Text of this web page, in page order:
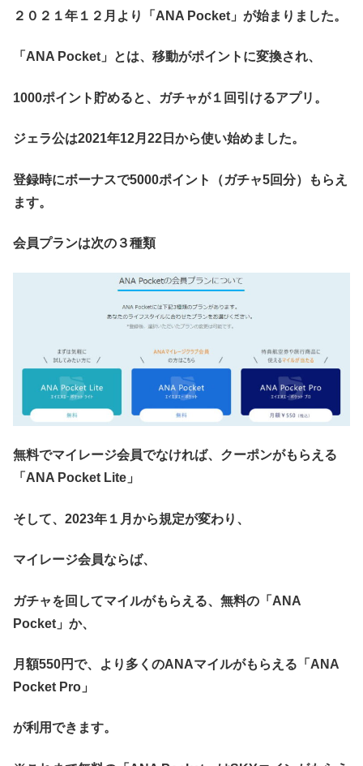
２０２１年１２月より「ANA Pocket」が始まりました。
「ANA Pocket」とは、移動がポイントに変換され、
1000ポイント貯めると、ガチャが１回引けるアプリ。
ジェラ公は2021年12月22日から使い始めました。
登録時にボーナスで5000ポイント（ガチャ5回分）もらえ
ます。
会員プランは次の３種類
無料でマイレージ会員でなければ、クーポンがもらえる
「ANA Pocket Lite」
そして、2023年１月から規定が変わり、
マイレージ会員ならば、
ガチャを回してマイルがもらえる、無料の「ANA
Pocket」か、
月額550円で、より多くのANAマイルがもらえる「ANA
Pocket Pro」
が利用できます。